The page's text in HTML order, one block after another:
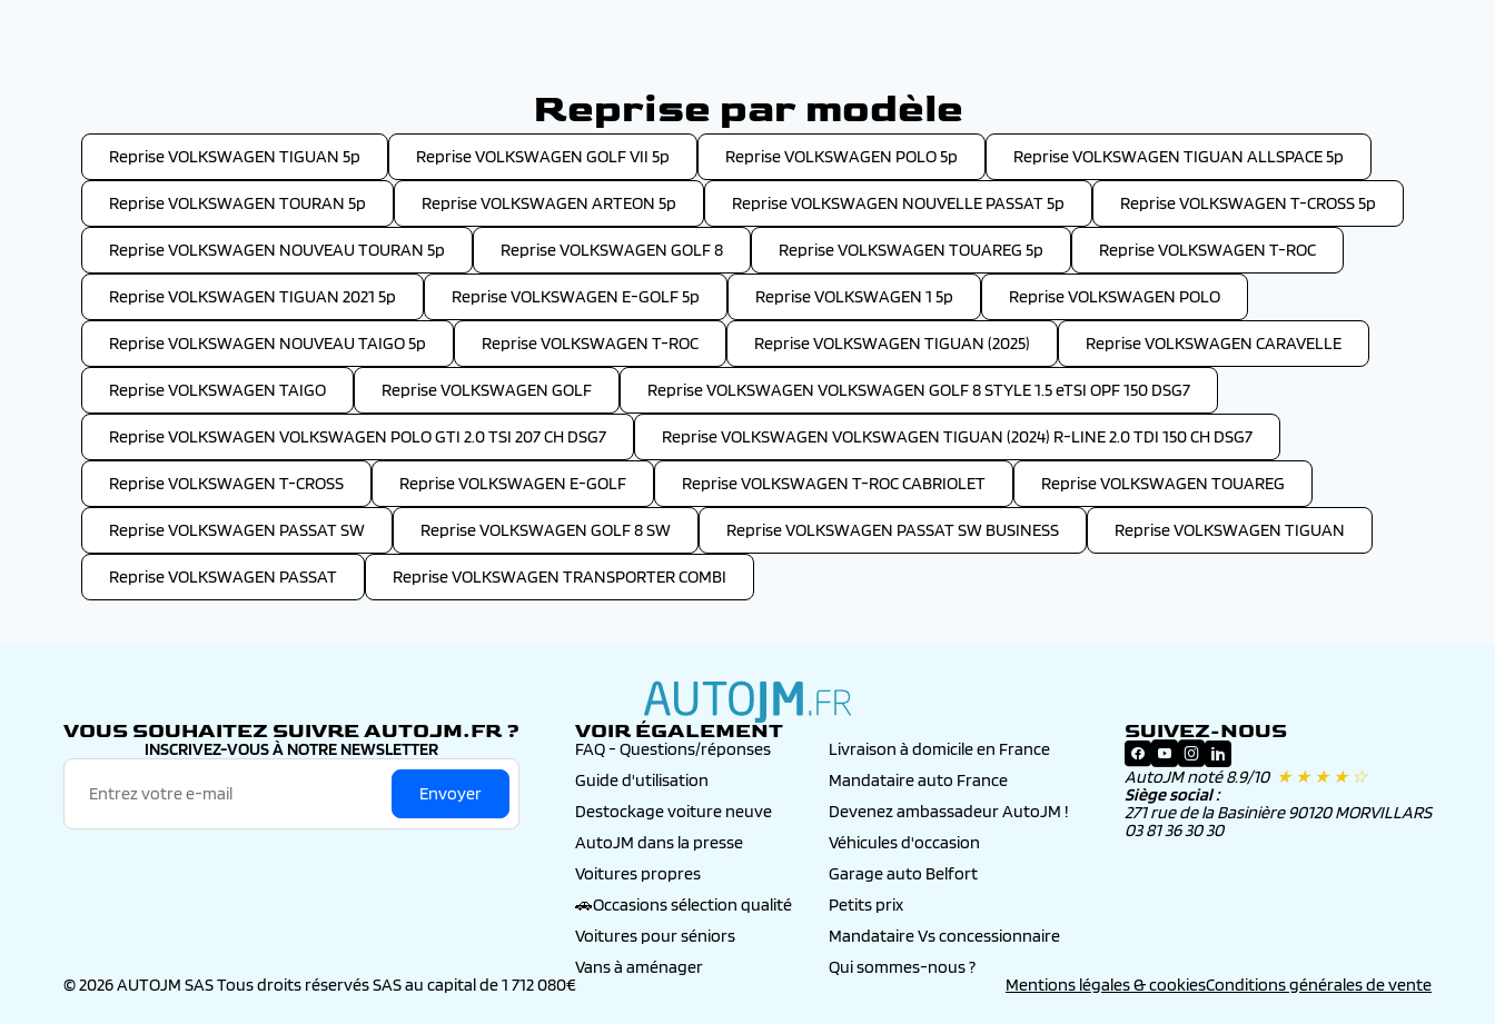
Reprise par modèle
Reprise VOLKSWAGEN TIGUAN 5p Reprise VOLKSWAGEN GOLF VII 5p Reprise VOLKSWAGEN POLO 5p Reprise VOLKSWAGEN TIGUAN ALLSPACE 5p
Reprise VOLKSWAGEN TOURAN 5p Reprise VOLKSWAGEN ARTEON 5p Reprise VOLKSWAGEN NOUVELLE PASSAT 5p Reprise VOLKSWAGEN T-CROSS 5p
Reprise VOLKSWAGEN NOUVEAU TOURAN 5p Reprise VOLKSWAGEN GOLF 8 Reprise VOLKSWAGEN TOUAREG 5p Reprise VOLKSWAGEN T-ROC
Reprise VOLKSWAGEN TIGUAN 2021 5p Reprise VOLKSWAGEN E-GOLF 5p Reprise VOLKSWAGEN 1 5p Reprise VOLKSWAGEN POLO
Reprise VOLKSWAGEN NOUVEAU TAIGO 5p Reprise VOLKSWAGEN T-ROC Reprise VOLKSWAGEN TIGUAN (2025) Reprise VOLKSWAGEN CARAVELLE
Reprise VOLKSWAGEN TAIGO Reprise VOLKSWAGEN GOLF Reprise VOLKSWAGEN VOLKSWAGEN GOLF 8 STYLE 1.5 eTSI OPF 150 DSG7
Reprise VOLKSWAGEN VOLKSWAGEN POLO GTI 2.0 TSI 207 CH DSG7 Reprise VOLKSWAGEN VOLKSWAGEN TIGUAN (2024) R-LINE 2.0 TDI 150 CH DSG7
Reprise VOLKSWAGEN T-CROSS Reprise VOLKSWAGEN E-GOLF Reprise VOLKSWAGEN T-ROC CABRIOLET Reprise VOLKSWAGEN TOUAREG
Reprise VOLKSWAGEN PASSAT SW Reprise VOLKSWAGEN GOLF 8 SW Reprise VOLKSWAGEN PASSAT SW BUSINESS Reprise VOLKSWAGEN TIGUAN
Reprise VOLKSWAGEN PASSAT Reprise VOLKSWAGEN TRANSPORTER COMBI
autojm.fr
VOUS SOUHAITEZ SUIVRE AUTOJM.FR ?
INSCRIVEZ-VOUS À NOTRE NEWSLETTER
Envoyer
VOIR ÉGALEMENT
FAQ - Questions/réponses
Livraison à domicile en France
Guide d'utilisation
Mandataire auto France
Destockage voiture neuve
Devenez ambassadeur AutoJM !
AutoJM dans la presse
Véhicules d'occasion
Voitures propres
Garage auto Belfort
🚗Occasions sélection qualité
Petits prix
Voitures pour séniors
Mandataire Vs concessionnaire
Vans à aménager
Qui sommes-nous ?
SUIVEZ-NOUS
AutoJM noté 8.9/10 ★ ★ ★ ★ ☆
Siège social :
271 rue de la Basinière 90120 MORVILLARS
03 81 36 30 30
© 2026 AUTOJM SAS Tous droits réservés SAS au capital de 1 712 080€ Mentions légales & cookiesConditions générales de vente